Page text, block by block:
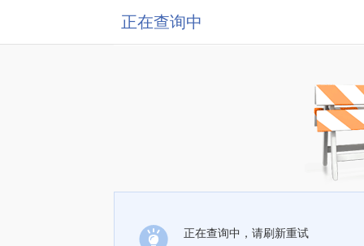
正在查询中
正在查询中，请刷新重试